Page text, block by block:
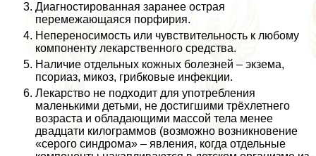
Диагностированная заранее острая
перемежающаяся порфирия.
Непереносимость или чувствительность к любому
компоненту лекарственного средства.
Наличие отдельных кожных болезней – экзема,
псориаз, микоз, грибковые инфекции.
Лекарство не подходит для употрeбления
маленькими детьми, не достигшими трёхлетнего
возраста и обладающими массой тела менее
двадцати килограммов (возможно возникновение
«серого синдрома» – явления, когда отдельные